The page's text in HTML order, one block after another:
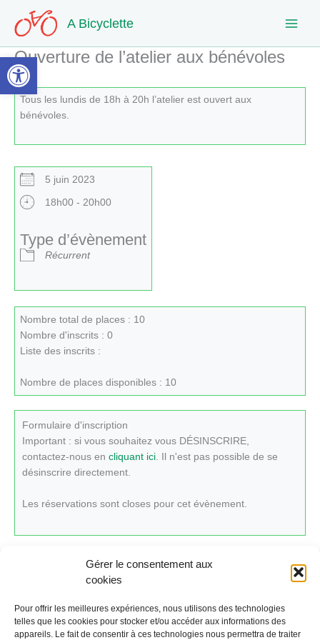
Ouvrir la barre d’outils
Gérer le consentement aux
cookies
Pour offrir les meilleures expériences, nous utilisons des technologies
telles que les cookies pour stocker et/ou accéder aux informations des
appareils. Le fait de consentir à ces technologies nous permettra de traiter
contenu
A Bicyclette
Ouverture de l’atelier aux bénévoles
Tous les lundis de 18h à 20h l’atelier est ouvert aux
bénévoles.
5 juin 2023
18h00 - 20h00
Type d’évènement
Récurrent
Nombre total de places : 10
Nombre d'inscrits : 0
Liste des inscrits :
Nombre de places disponibles : 10
Formulaire d'inscription
Important : si vous souhaitez vous DÉSINSCRIRE,
contactez-nous en cliquant ici. Il n'est pas possible de se
désinscrire directement.
Les réservations sont closes pour cet évènement.